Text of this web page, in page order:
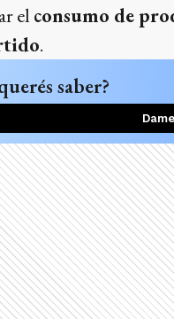
el consumo de
.
saber?